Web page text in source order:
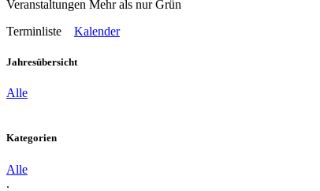
Veranstaltungen Mehr als nur Grün
Terminliste Kalender
Jahresübersicht
Alle
Kategorien
Alle
.